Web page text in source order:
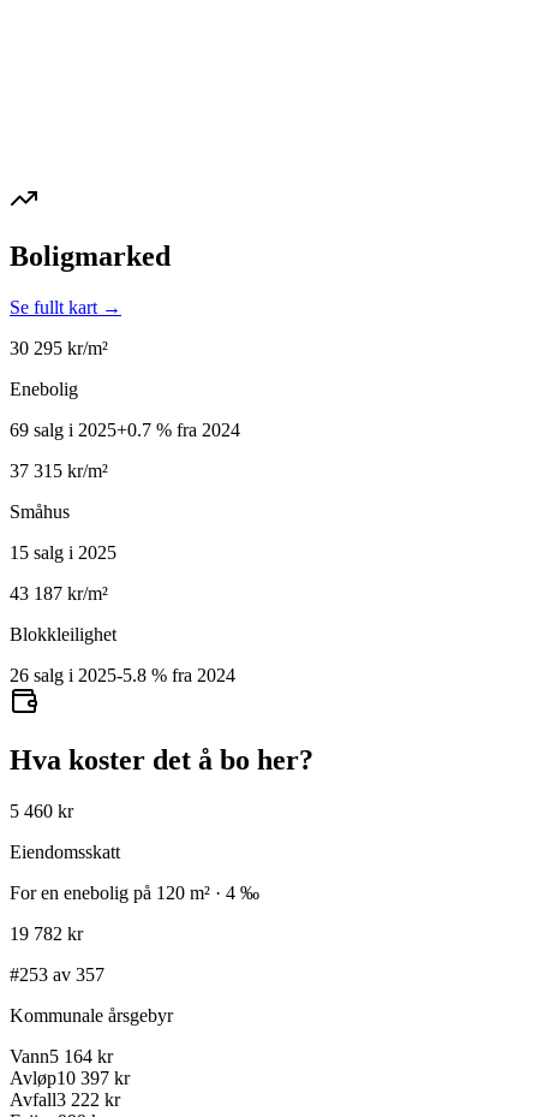
Boligmarked
Se fullt kart →
30 295 kr/m²
Enebolig
69 salg i 2025+0.7 % fra 2024
37 315 kr/m²
Småhus
15 salg i 2025
43 187 kr/m²
Blokkleilighet
26 salg i 2025-5.8 % fra 2024
Hva koster det å bo her?
5 460 kr
Eiendomsskatt
For en enebolig på 120 m² · 4 ‰
19 782 kr
#253 av 357
Kommunale årsgebyr
Vann5 164 kr
Avløp10 397 kr
Avfall3 222 kr